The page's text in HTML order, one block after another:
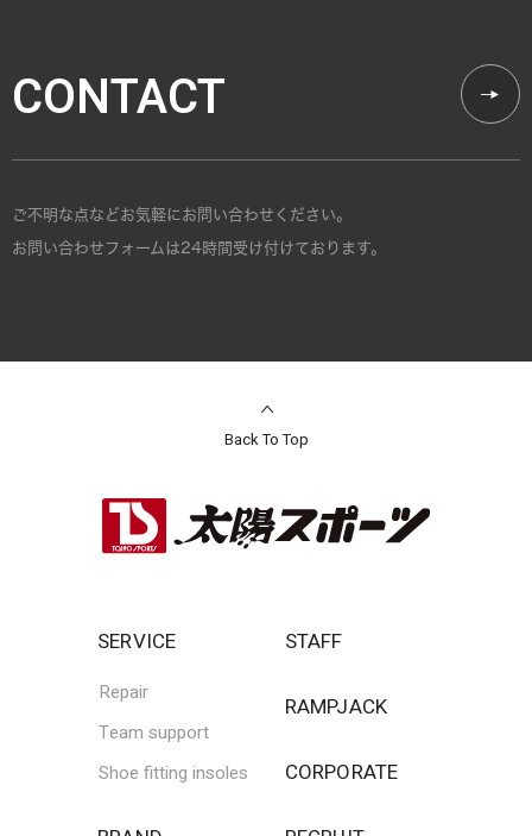
CONTACT
ご不明な点などお気軽にお問い合わせください。
お問い合わせフォームは24時間受け付けております。
Back To Top
SERVICE
Repair
Team support
Shoe fitting insoles
STAFF
RAMPJACK
CORPORATE